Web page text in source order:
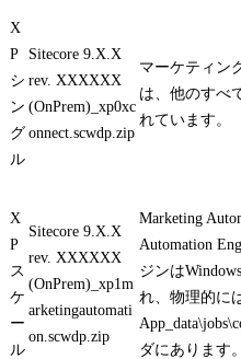
X
P
シ
ン
グ
ル
Sitecore 9.X.X
rev. XXXXXX
(OnPrem)_xp0xc
onnect.scwdp.zip
マーケティン
は、他のすべ
れています。
X
P
ス
ケ
ー
ル
Sitecore 9.X.X
rev. XXXXXX
(OnPrem)_xp1m
arketingautomati
on.scwdp.zip
Marketing
Automation
ジンは
れ、物理的に
ダにあります。